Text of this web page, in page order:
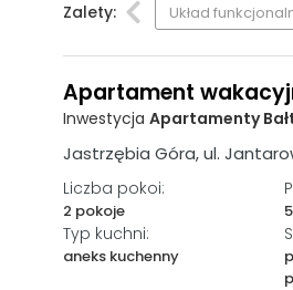
Zalety: Układ
Apartament
Inwestycja Apartamenty
Jastrzębia Góra, ul.
Liczba pokoi:
2 pokoje
Typ kuchni:
aneks kuchenny